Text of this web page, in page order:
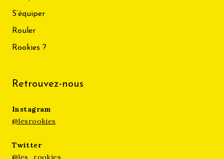
S’équiper
Rouler
Rookies ?
Retrouvez-nous
Instagram
@lesrookies
Twitter
@les_rookies